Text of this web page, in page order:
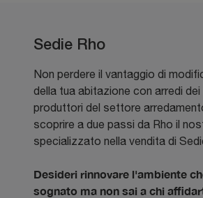
Sedie Rho
Non perdere il vantaggio di
della tua abitazione con arredi dei
produttori del settore
scoprire a due passi da Rho il
specializzato nella vendita di
Desideri rinnovare l'ambiente
sognato ma non sai a chi